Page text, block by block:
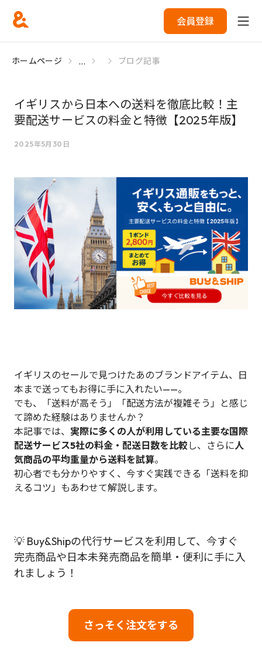
会員登録
ホームページ ... ブログ記事
イギリスから日本への送料を徹底比較！主
要配送サービスの料金と特徴【2025年版】
2025年5月30日
イギリスのセールで見つけたあのブランドアイテム、日
本まで送ってもお得に手に入れたい——。
でも、「送料が高そう」「配送方法が複雑そう」と感じ
て諦めた経験はありませんか？
本記事では、 実際に多くの人が利用している主要な国際
配送サービス5社の料金・配送日数を比較 し、さらに人
気商品の平均重量から送料を試算。
初心者でも分かりやすく、今すぐ実践できる「送料を抑
えるコツ」もあわせて解説します。
💡 Buy&Shipの代行サービスを利用して、今すぐ
完売商品や日本未発売商品を簡単・便利に手に入
れましょう！
さっそく注文をする